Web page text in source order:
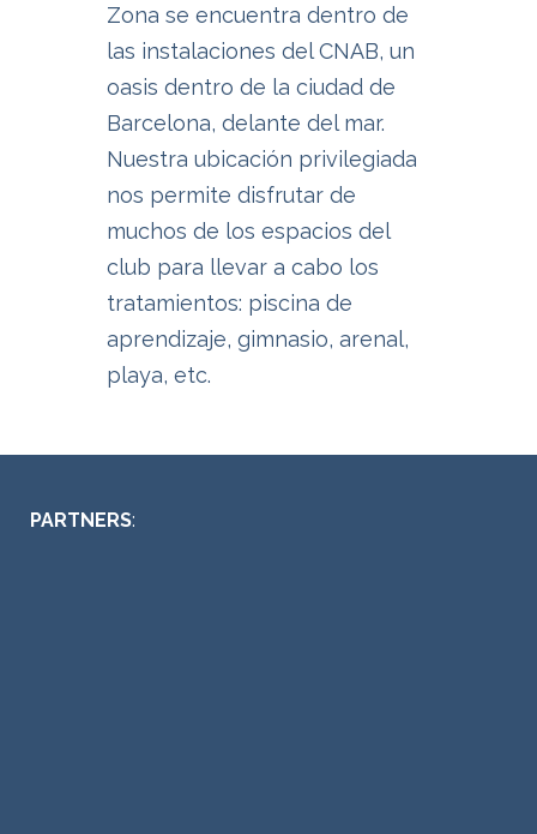
Zona se encuentra dentro de
las instalaciones del CNAB, un
oasis dentro de la ciudad de
Barcelona, delante del mar.
Nuestra ubicación privilegiada
nos permite disfrutar de
muchos de los espacios del
club para llevar a cabo los
tratamientos: piscina de
aprendizaje, gimnasio, arenal,
playa, etc.
PARTNERS: